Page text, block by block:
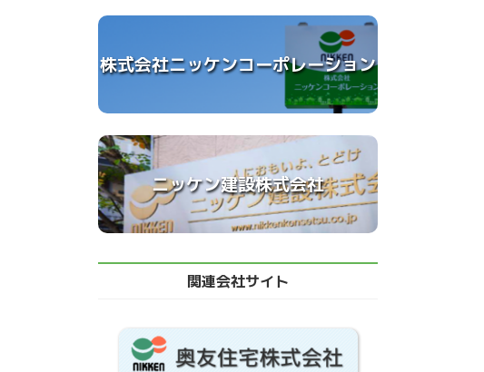
株式会社ニッケンコーポレーション
ニッケン建設株式会社
関連会社サイト